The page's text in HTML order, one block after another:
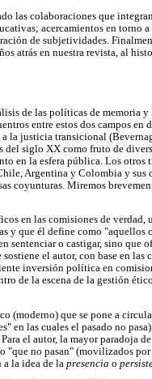
las colaboraciones que
acercamientos en torno a
de subjetividades.
atrás en nuestra revista, al
de las políticas de memoria
entre estos dos campos en
a la justicia transicional
del siglo XX como fruto de
en la esfera pública. Los otros
Argentina y Colombia y sus
coyunturas. Miremos
en las comisiones de
y que él define como "aquellos
sentenciar o castigar, sino que
el autor, con base en las
inversión política en
de la escena de la gestión
(moderno) que se pone a
las cuales el pasado no
el autor, la mayor paradoja
"que no pasan" (movilizados
a la idea de la presencia o